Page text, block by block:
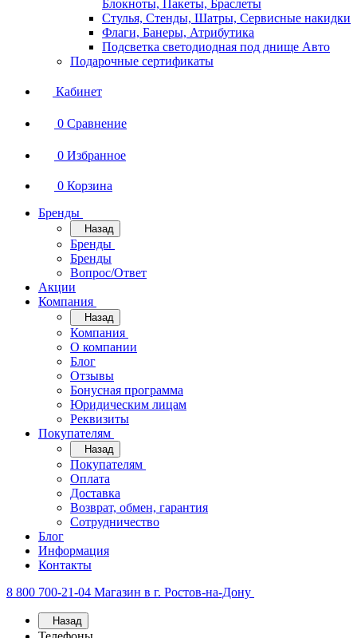
Блокноты, Пакеты, Браслеты
Стулья, Стенды, Шатры, Сервисные накидки
Флаги, Банеры, Атрибутика
Подсветка светодиодная под днище Авто
Подарочные сертификаты
Кабинет
0 Сравнение
0 Избранное
0 Корзина
Бренды
Назад
Бренды
Бренды
Вопрос/Ответ
Акции
Компания
Назад
Компания
О компании
Блог
Отзывы
Бонусная программа
Юридическим лицам
Реквизиты
Покупателям
Назад
Покупателям
Оплата
Доставка
Возврат, обмен, гарантия
Сотрудничество
Блог
Информация
Контакты
8 800 700-21-04 Магазин в г. Ростов-на-Дону
Назад